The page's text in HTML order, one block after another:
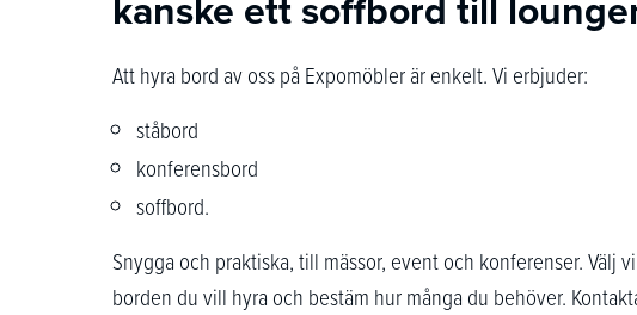
Att hyra bord av oss på Expomöbler är enkelt. Vi erbjuder:
ståbord
konferensbord
soffbord.
Snygga och praktiska, till mässor, event och konferenser. Välj
borden du vill hyra och bestäm hur många du behöver.